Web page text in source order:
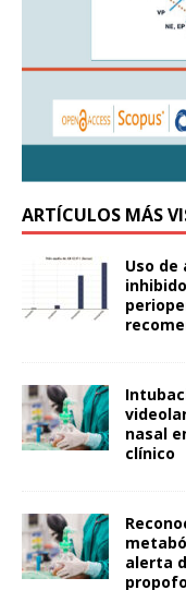
ARTÍCULOS MÁS
Uso de
nasal
clínico
alerta